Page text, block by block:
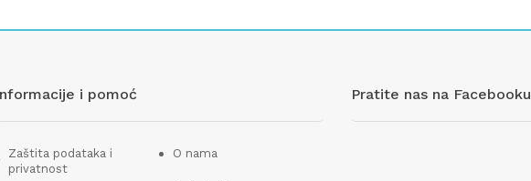
i pomoć
Zaštita podataka i
privatnost
O nama
Pratite nas na Facebooku